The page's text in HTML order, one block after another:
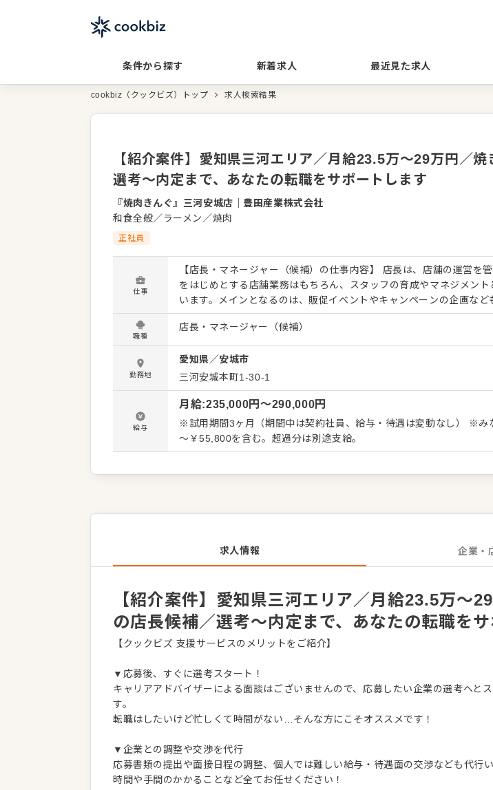
条件から探す 新着求人 最近見た求人
cookbiz（クックビズ）トップ 求人検索結果
【紹介案件】愛知県三河エリア／月給23.5万～29万円／
選考～内定まで、あなたの転職をサポートします
『焼肉きんぐ』三河安城店
豊田産業株式会社
和食全般／ラーメン／焼肉
正社員
仕事
【店長・マネージャー（候補）の仕事内容】 店長は、店舗の運営を
をはじめとする店舗業務はもちろん、スタッフの育成やマネジメン
います。メインとなるのは、販促イベントやキャンペーンの企画など
くことです。 全体のオペレーション改善などもお任せしますので、
を積極的に発信してください。 【具体的には…】 ・ホール、キッチンの全体管理 ・予約管
理、電話対応 ・接客、サービス全般 ・売上管理、在庫管理 ・スタッ
ト、シフト管理 など 入社後はスキルに合わせた業務からお任せしますので、徐々に仕事の幅
を広げていきましょう。成長をしっかりサポートしますので、経験に
トできる環境です。 ゆくゆくはさらにステップアップなどめざせま
職種
店長・マネージャー（候補）
勤務地
愛知県／安城市
三河安城本町1-30-1
給与
月給:235,000円〜290,000円
※試用期間3ヶ月（期間中は契約社員、給与・待遇は変動なし） ※み
～￥55,800を含む。超過分は別途支給。
求人情報 企業・
【紹介案件】愛知県三河エリア／月給23.5万～
の店長候補／選考～内定まで、あなたの転職を
【クックビズ 支援サービスのメリットをご紹介】
▼応募後、すぐに選考スタート！
キャリアアドバイザーによる面談はございませんので、応募したい企業の選考へと
す。
転職はしたいけど忙しくて時間がない…そんな方にこそオススメです！
▼企業との調整や交渉を代行
応募書類の提出や面接日程の調整、個人では難しい給与・待遇面の交渉なども代行い
時間や手間のかかることなど全てお任せください！